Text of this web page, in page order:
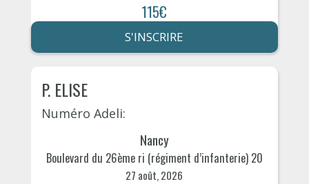
115€
S'INSCRIRE
P. ELISE
Numéro Adeli:
Nancy
Boulevard du 26ème ri (régiment d’infanterie) 20
27 août, 2026